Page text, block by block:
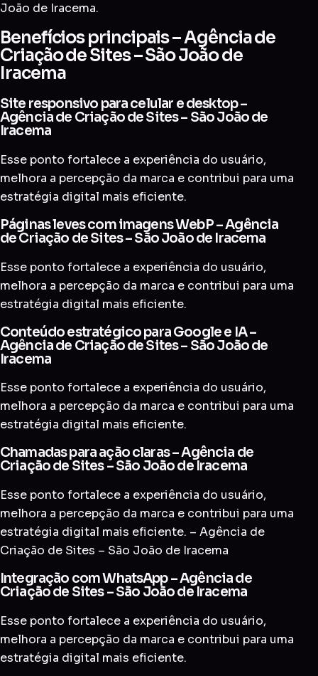
João de Iracema.
Benefícios principais – Agência de
Criação de Sites – São João de
Iracema
Site responsivo para celular e desktop –
Agência de Criação de Sites – São João de
Iracema
Esse ponto fortalece a experiência do usuário,
melhora a percepção da marca e contribui para uma
estratégia digital mais eficiente.
Páginas leves com imagens WebP – Agência
de Criação de Sites – São João de Iracema
Esse ponto fortalece a experiência do usuário,
melhora a percepção da marca e contribui para uma
estratégia digital mais eficiente.
Conteúdo estratégico para Google e IA –
Agência de Criação de Sites – São João de
Iracema
Esse ponto fortalece a experiência do usuário,
melhora a percepção da marca e contribui para uma
estratégia digital mais eficiente.
Chamadas para ação claras – Agência de
Criação de Sites – São João de Iracema
Esse ponto fortalece a experiência do usuário,
melhora a percepção da marca e contribui para uma
estratégia digital mais eficiente. – Agência de
Criação de Sites – São João de Iracema
Integração com WhatsApp – Agência de
Criação de Sites – São João de Iracema
Esse ponto fortalece a experiência do usuário,
melhora a percepção da marca e contribui para uma
estratégia digital mais eficiente.